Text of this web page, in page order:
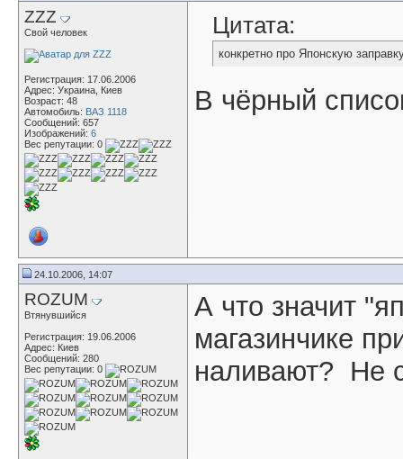
ZZZ
Свой человек
Регистрация: 17.06.2006
Адрес: Украина, Киев
Возраст: 48
Автомобиль: ВАЗ 1118
Сообщений: 657
Изображений: 6
Вес репутации: 0
Цитата:
конкретно про Японскую
В чёрный
24.10.2006, 14:07
ROZUM
Втянувшийся
Регистрация: 19.06.2006
Адрес: Киев
Сообщений: 280
Вес репутации: 0
А что значит
магазинчике
наливают? Не